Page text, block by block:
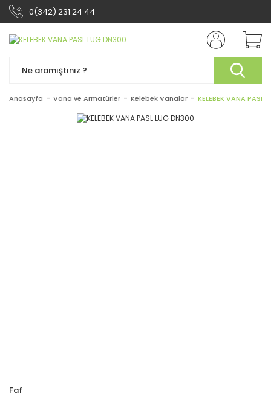
0(342) 231 24 44
Anasayfa Vana ve Armatürler Kelebek Vanalar KELEBEK VANA PASL
Faf